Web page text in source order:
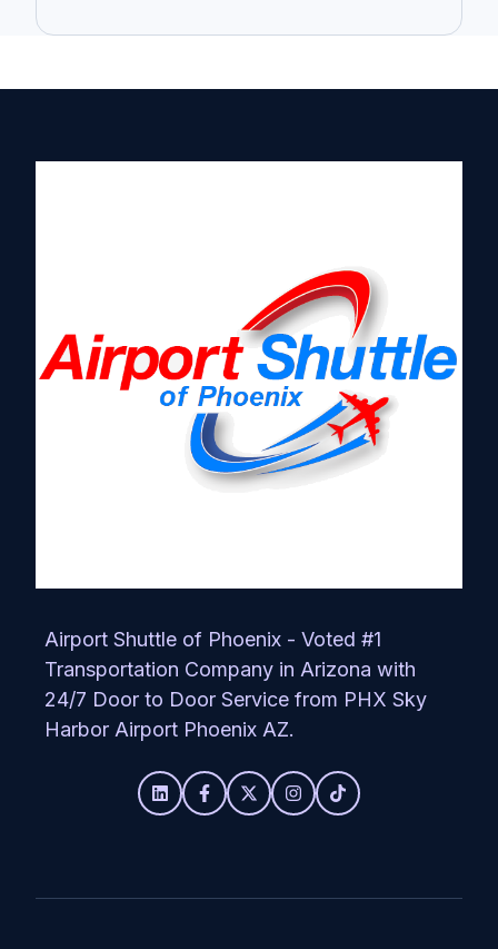
Airport Shuttle of Phoenix - Voted #1
Transportation Company in Arizona with
24/7 Door to Door Service from PHX Sky
Harbor Airport Phoenix AZ.